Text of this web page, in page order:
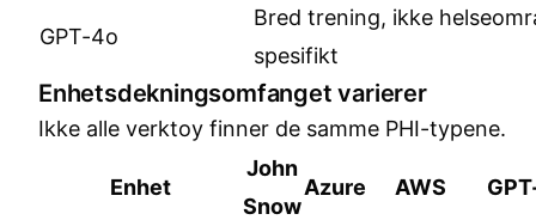
GPT-4o
Bred trening, ikke
spesifikt
Enhetsdekningsomfanget varierer
Ikke alle verktoy finner de samme PHI-typene.
Enhet
John
Snow
Azure AWS